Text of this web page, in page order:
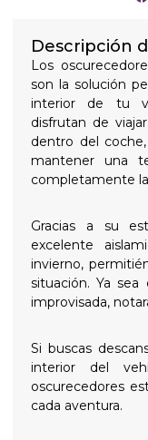
Descripción
Los
son la solución
interior de tu
disfrutan de
dentro del
mantener una
completamente
Gracias a su
excelente
invierno,
situación. Ya
improvisada,
Si buscas
interior del
oscurecedores
cada aventura.